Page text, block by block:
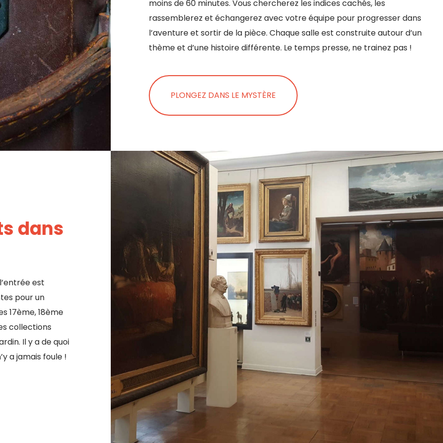
moins de 60 minutes. Vous chercherez les indices cachés, les
rassemblerez et échangerez avec votre équipe pour progresser dans
l’aventure et sortir de la pièce. Chaque salle est construite autour d’un
thème et d’une histoire différente. Le temps presse, ne trainez pas !
PLONGEZ DANS LE MYSTÈRE
dans
est
pour un
17ème, 18ème
collections
Il y a de quoi
a jamais foule !